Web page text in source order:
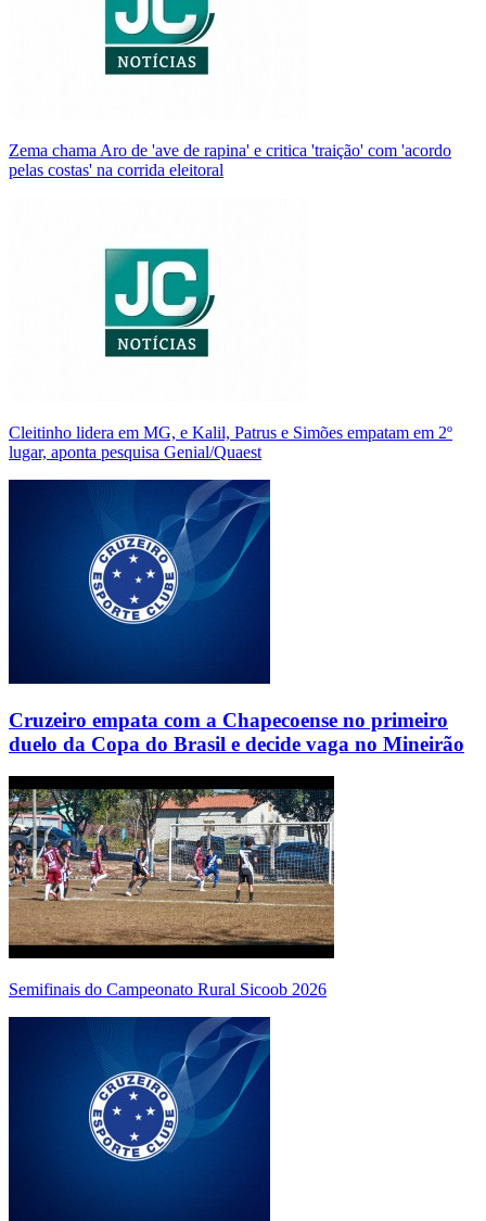
Zema chama Aro de 'ave de rapina' e critica 'traição' com 'acordo
pelas costas' na corrida eleitoral
Cleitinho lidera em MG, e Kalil, Patrus e Simões empatam em 2º
lugar, aponta pesquisa Genial/Quaest
Cruzeiro empata com a Chapecoense no primeiro
duelo da Copa do Brasil e decide vaga no Mineirão
Semifinais do Campeonato Rural Sicoob 2026